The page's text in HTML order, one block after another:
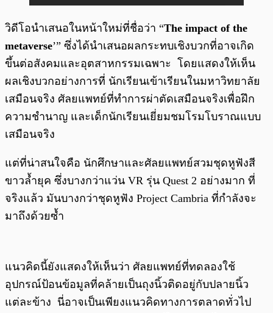
วิดีโอนำเสนอในหน้าใหม่ที่ชื่อว่า “The impact of the
metaverse’” ซึ่งได้นำเสนอผลกระทบเชิงบวกที่อาจเกิด
ขึ้นต่อสังคมและอุตสาหกรรมเฉพาะ โดยแสดงให้เห็น
ผลเชิงบวกอย่างการที่ นักเรียนเข้าเรียนในมหาวิทยาลัย
เสมือนจริง ศัลยแพทย์ที่ทำการผ่าตัดเสมือนจริงเพื่อฝึก
ความชำนาญ และเด็กนักเรียนเยี่ยมชมโรมโบราณแบบ
เสมือนจริง
แต่ที่น่าสนใจคือ นักศึกษาและศัลยแพทย์สวมชุดหูฟังสี
ขาวล้ำยุค ซึ่งบางกว่าแว่น VR รุ่น Quest 2 อย่างมาก ที่
จริงแล้ว มันบางกว่าชุดหูฟัง Project Cambria ที่กำลังจะ
มาถึงด้วยซ้ำ
แนวคิดนี้ยังแสดงให้เห็นว่า ศัลยแพทย์ที่ทดลองใช้
อุปกรณ์ป้อนข้อมูลที่คล้ายเป็นถุงนิ้วติดอยู่กับปลายนิ้ว
แต่ละข้าง นี่อาจเป็นเพียงแนวคิดทางการตลาดทั่วไป